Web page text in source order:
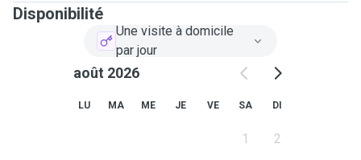
Disponibilité
Une visite à domicile
par jour
août 2026
LU MA ME JE VE SA DI
1 2